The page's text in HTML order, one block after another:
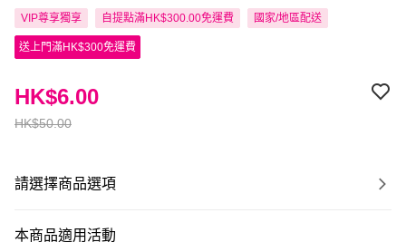
VIP尊享獨享 自提點滿HK$300.00免運費 國家/地區配送
送上門滿HK$300免運費
HK$50.00
HK$6.00
請選擇商品選項
本商品適用活動